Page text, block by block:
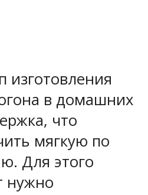
изготовления
в домашних
что
мягкую по
Для этого
нужно